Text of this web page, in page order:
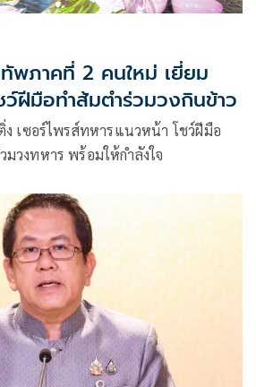
พภาคที่ 2 คนใหม่ เยี่ยม
ว์ฝีมือทำส้มตำร่วมวงกินข้าว
เซอร์ไพรส์ทหารแนวหน้า โชว์ฝีมือ
มวงทหาร พร้อมให้กำลังใจ